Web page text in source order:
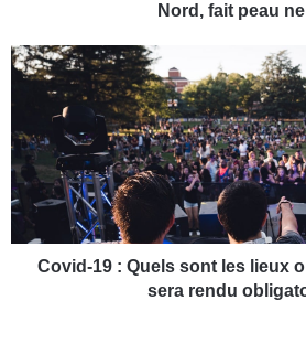
O
u
r
e
,
p
Nord, fait peau
C
d
-
1
9
:
Covid-19 : Quels sont les lieux
sera rendu